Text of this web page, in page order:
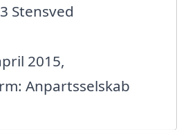
Stensved
2015,
Anpartsselskab